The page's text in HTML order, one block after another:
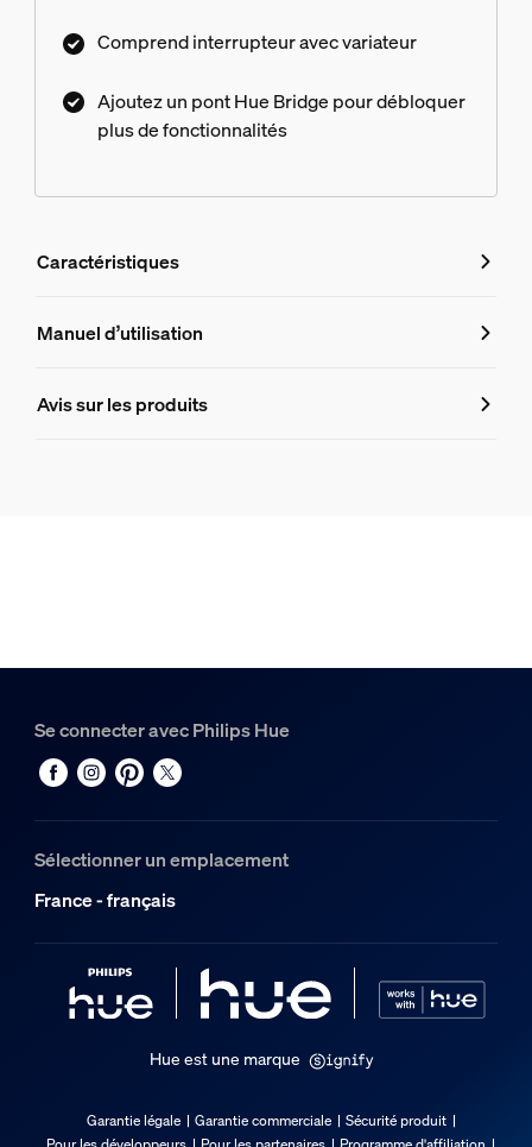
Comprend interrupteur avec variateur
Ajoutez un pont Hue Bridge pour débloquer
plus de fonctionnalités
Caractéristiques
Caractéristiques
8718696176474
Durée de vie
Durée de vie nominale
25 000
Options/accessoires inclus
Oui
Gradable avec l'application et la télécommande Hue
LED intégrée
Manuel d’utilisation
Avis sur les produits
Se connecter avec Philips Hue
Sélectionner un emplacement
France - français
Hue est une marque
Garantie légale Garantie commerciale
Sécurité produit